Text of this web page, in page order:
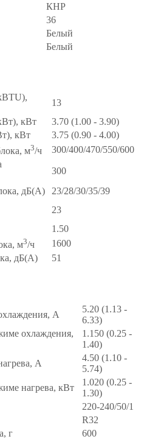
КНР
36
Белый
Белый
13
кВт
3.70 (1.00 - 3.90)
кВт
3.75 (0.90 - 4.00)
м3/ч
300/400/470/550/600
300
дБ(А)
23/28/30/35/39
23
1.50
м3/ч
1600
дБ(А)
51
А
5.20 (1.13 -
6.33)
охлаждения,
1.150 (0.25 -
1.40)
А
4.50 (1.10 -
5.74)
нагрева, кВт
1.020 (0.25 -
1.30)
220-240/50/1
R32
г
600